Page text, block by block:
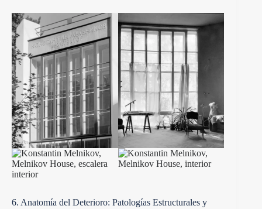
6. Anatomía del Deterioro: Patologías Estructurales y